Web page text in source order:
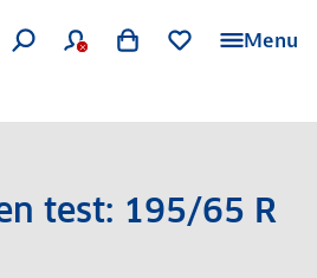
Menu
test: 195/65 R